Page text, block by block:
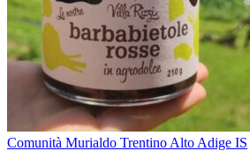
Comunità Murialdo Trentino Alto Adige IS